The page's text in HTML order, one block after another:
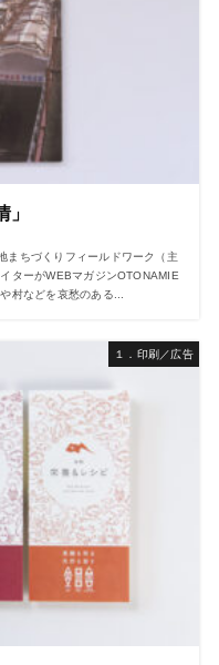
まちづくりフィールドワーク（主
ターがWEBマガジンOTONAMIE
村などを哀愁のある...
１．印刷／広告